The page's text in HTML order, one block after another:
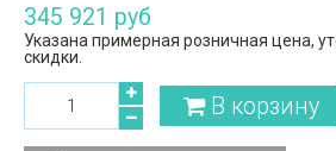
345 921 руб
Указана примерная розничная цена,
скидки.
В корзину